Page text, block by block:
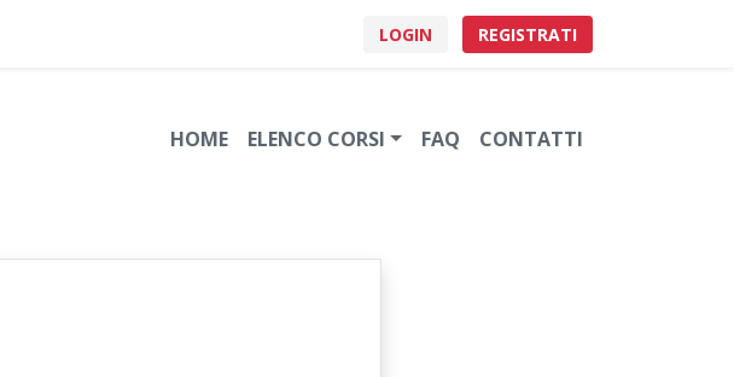
LOGIN REGISTRATI
HOME ELENCO CORSI FAQ CONTATTI